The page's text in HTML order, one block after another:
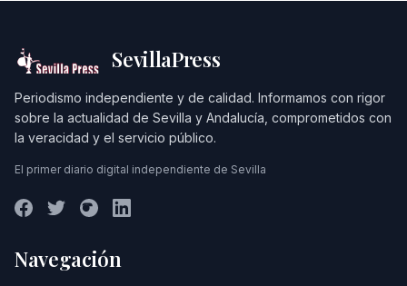
SevillaPress
Periodismo independiente y de calidad. Informamos con rigor
sobre la actualidad de Sevilla y Andalucía, comprometidos con
la veracidad y el servicio público.
El primer diario digital independiente de Sevilla
Navegación